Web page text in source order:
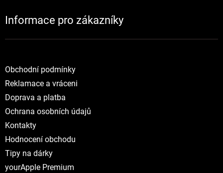
NOVINKY
Informace pro zákazníky
Obchodní podmínky
Reklamace a vráceni
Doprava a platba
Ochrana osobních údajů
Kontakty
Hodnocení obchodu
Tipy na dárky
yourApple Premium